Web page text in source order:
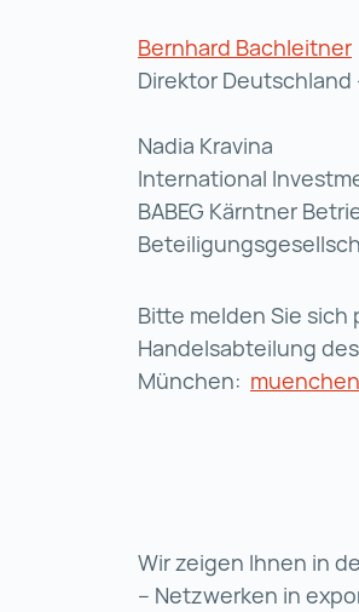
Bernhard Bachleitner
Direktor Deutschland
Nadia Kravina
International
BABEG Kärntner
Bitte melden Sie sich
Handelsabteilung
München:
Wir zeigen Ihnen in
– Netzwerken in